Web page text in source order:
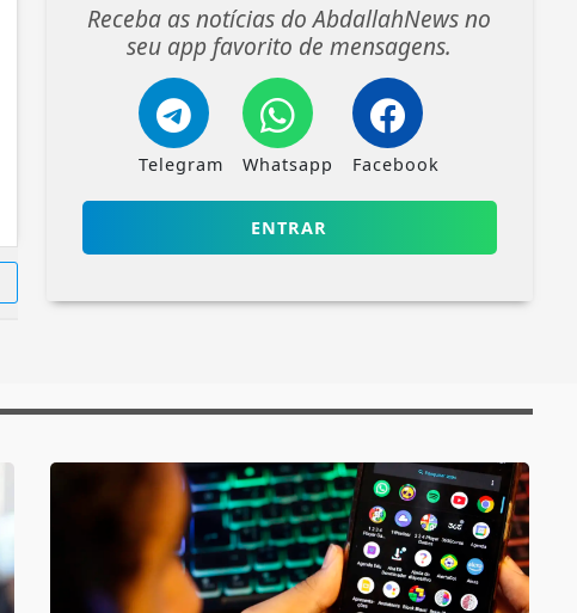
Receba as notícias do AbdallahNews no
seu app favorito de mensagens.
Telegram Whatsapp Facebook
ENTRAR